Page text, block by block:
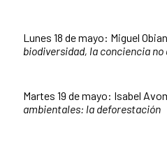
Lunes 18 de mayo: Miguel
biodiversidad, la conciencia no
Martes 19 de mayo: Isabel
ambientales: la deforestación